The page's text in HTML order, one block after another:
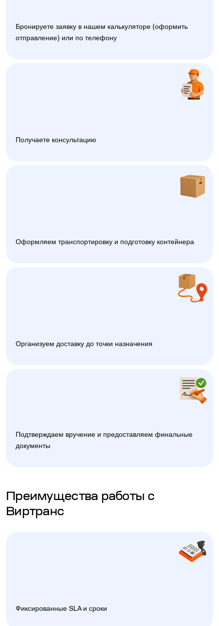
Бронируете заявку в нашем калькуляторе (оформить
отправление) или по телефону
Получаете консультацию
Оформляем транспортировку и подготовку контейнера
Организуем доставку до точки назначения
Подтверждаем вручение и предоставляем финальные
документы
Преимущества работы с
Виртранс
Фиксированные SLA и сроки